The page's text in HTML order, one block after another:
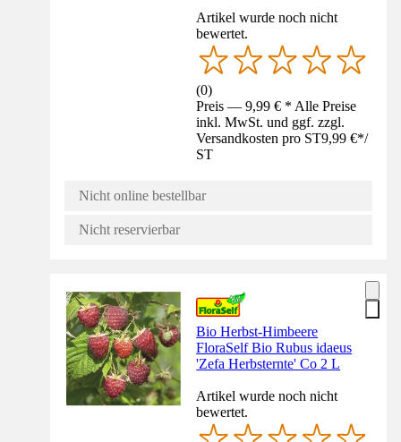
Artikel wurde noch nicht
bewertet.
(0)
Preis — 9,99 € * Alle Preise
inkl. MwSt. und ggf. zzgl.
Versandkosten pro ST9,99 €*/
ST
Nicht online bestellbar
Nicht reservierbar
Bio Herbst-Himbeere
FloraSelf Bio Rubus idaeus
'Zefa Herbsternte' Co 2 L
Artikel wurde noch nicht
bewertet.